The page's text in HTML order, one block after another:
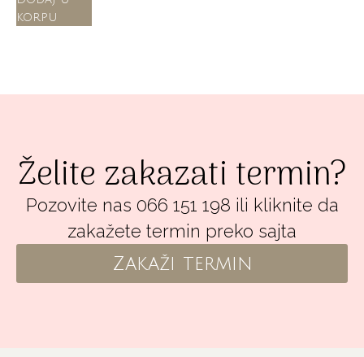
korpu
Želite zakazati termin?
Pozovite nas 066 151 198 ili kliknite da
zakažete termin preko sajta
Zakaži termin